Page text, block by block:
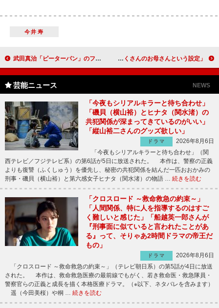
今井寿
武田真治「ピーターパン」のフック船長に 「武田さんは永遠の少年」と高畑充希 佐々木希「私には子どもがたくさんいます」 「子だくさんのお母さんという設定」
芸能ニュース NEWS
「今夜もシリアルキラーと待ち合わせ」
「磯貝（横山裕）とヒナタ（関水渚）の
共犯関係が深まってきているのがいい」
「縦山裕二さんのグッズ欲しい」
ドラマ
2026年8月6日
「今夜もシリアルキラーと待ち合わせ」（関
西テレビ／フジテレビ系）の第6話が5日に放送された。 本作は、警察の正義
よりも復讐（ふくしゅう）を優先し、秘密の共犯関係を結んだ一匹おおかみの
刑事・磯貝（横山裕）と第六感女子ヒナタ（関水渚）の物語 … 続きを読む
「クロスロード ～救命救急の約束～」
「人間関係、特に人を指導するのはすご
く難しいと感じた」「船越英一郎さんが
『刑事面に似ていると言われたことがあ
る』って、そりゃあ2時間ドラマの帝王だ
もの」
ドラマ
2026年8月6日
「クロスロード ～救命救急の約束～」（テレビ朝日系）の第5話が4日に放送
された。 本作は、救命救急医療の最前線でもがく、若き救命医・救急隊員・
警察官らの正義と成長を描く本格医療ドラマ。（※以下、ネタバレを含みます）
遥（今田美桜）や桐 … 続きを読む